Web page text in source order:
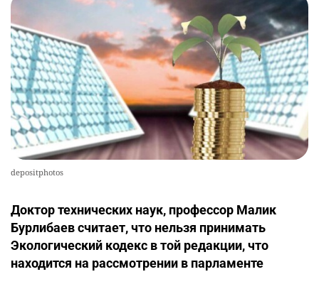
depositphotos
Доктор технических наук, профессор Малик
Бурлибаев считает, что нельзя принимать
Экологический кодекс в той редакции, что
находится на рассмотрении в парламенте